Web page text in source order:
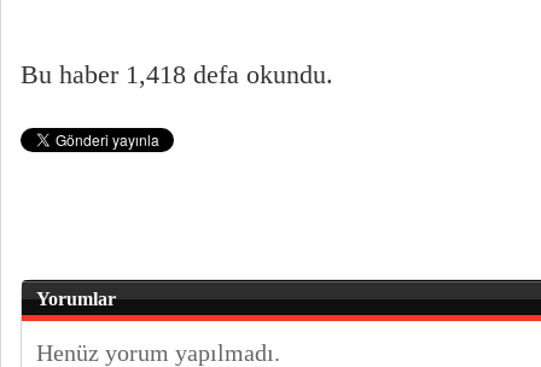
Bu haber 1,418 defa okundu.
Yorumlar
Henüz yorum yapılmadı.